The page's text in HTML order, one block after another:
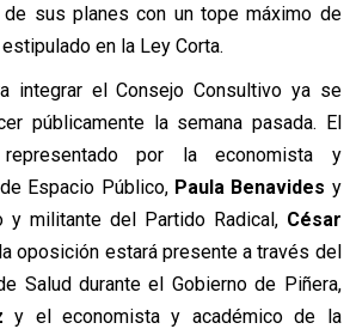
de sus planes con un tope máximo de
en la Ley Corta.
integrar el Consejo Consultivo ya se
públicamente la semana pasada. El
por la economista y
Espacio Público, Paula Benavides y
y militante del Partido Radical, César
oposición estará presente a través del
Salud durante el Gobierno de Piñera,
y el economista y académico de la